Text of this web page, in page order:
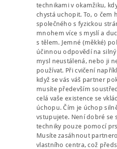
technikami v okamžiku,
chystá uchopit. To, o čem
společného s fyzickou
mnohem více s myslí a
s tělem. Jemné (měkké)
účinnou odpovědí na silný
mysl neustálená, nebo ji
používat. Při cvičení
když se vás váš partner
musíte především
celá vaše existence se
úchopu. Čím je úchop
vstupujete. Není dobré se
techniky pouze pomocí
Musíte zasáhnout
vlastního centra, což